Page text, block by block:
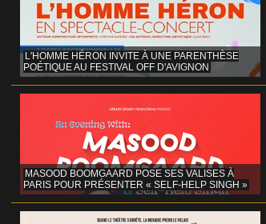
L'HOMME HÉRON INVITE À UNE PARENTHÈSE
POÉTIQUE AU FESTIVAL OFF D'AVIGNON
MASOOD BOOMGAARD POSE SES VALISES À
PARIS POUR PRÉSENTER « SELF-HELP SINGH »